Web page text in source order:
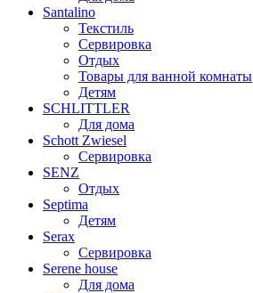
Santalino
Текстиль
Сервировка
Отдых
Товары для ванной комнаты
Детям
SCHLITTLER
Для дома
Schott Zwiesel
Сервировка
SENZ
Отдых
Septima
Детям
Serax
Сервировка
Serene house
Для дома